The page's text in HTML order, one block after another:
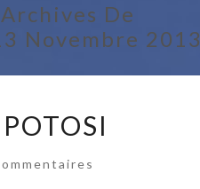
Archives De
Novembre 2013